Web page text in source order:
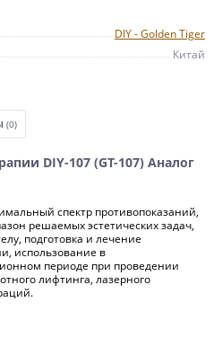
DIY - Golden Tiger
Китай
(0)
DIY-107 (GT-107) Аналог
спектр противопоказаний,
решаемых эстетических задач,
подготовка и лечение
использование в
периоде при проведении
лифтинга, лазерного